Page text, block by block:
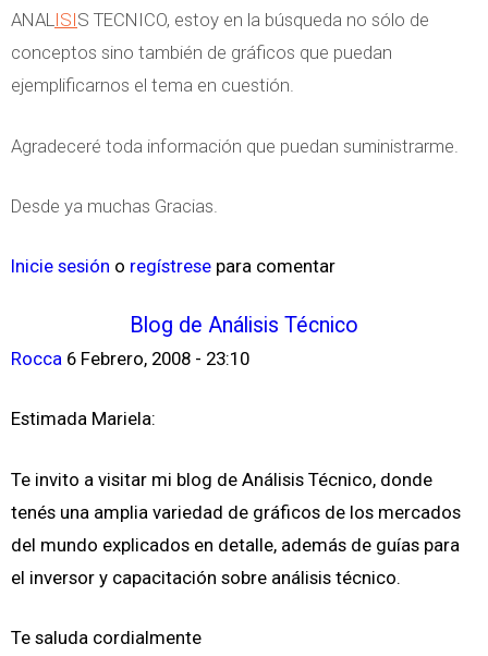
ANALISIS TECNICO, estoy en la búsqueda no sólo de
conceptos sino también de gráficos que puedan
ejemplificarnos el tema en cuestión.
Agradeceré toda información que puedan suministrarme.
Desde ya muchas Gracias.
Inicie sesión o regístrese para comentar
Blog de Análisis Técnico
Rocca 6 Febrero, 2008 - 23:10
Estimada Mariela:
Te invito a visitar mi blog de Análisis Técnico, donde
tenés una amplia variedad de gráficos de los mercados
del mundo explicados en detalle, además de guías para
el inversor y capacitación sobre análisis técnico.
Te saluda cordialmente